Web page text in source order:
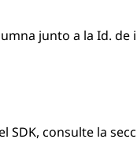
junto a la Id. de
SDK, consulte la